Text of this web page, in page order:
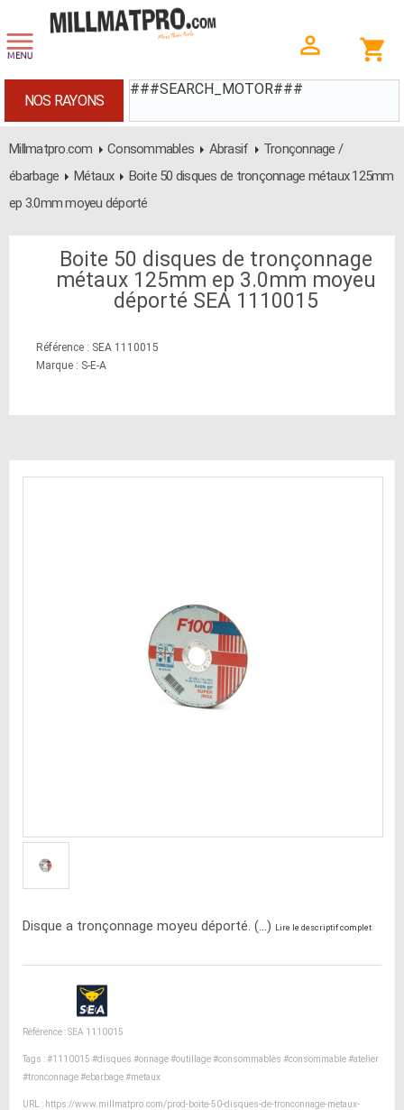
###SEARCH_MOTOR###
NOS RAYONS
Millmatpro.com Consommables Abrasif
Tronçonnage /
ébarbage
Métaux
Boite 50 disques de tronçonnage métaux 125mm
ep 3.0mm moyeu déporté
Boite 50 disques de tronçonnage
métaux 125mm ep 3.0mm moyeu
déporté SEA 1110015
Référence : SEA 1110015
Marque : S-E-A
Disque a tronçonnage moyeu déporté. (...) Lire le descriptif complet
Référence : SEA 1110015
Tags :#1110015 #disques #onnage#outillage#consommables #consommable#atelier
#tronconnage#ebarbage#metaux
URL : https://www.millmatpro.com/prod-boite-50-disques-de-tronconnage-metaux-